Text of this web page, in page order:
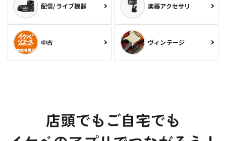
配信/ライブ機器 楽器アクセサリ
中古 ヴィンテージ